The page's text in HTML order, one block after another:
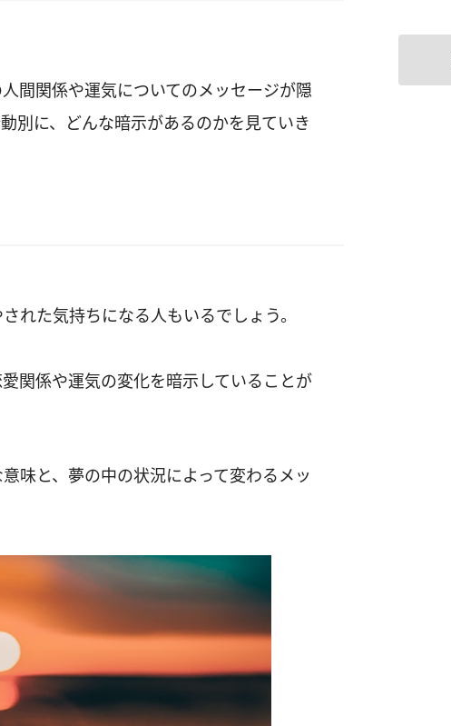
間関係や運気についてのメッセージが隠
別に、どんな暗示があるのかを見ていき
れた気持ちになる人もいるでしょう。
関係や運気の変化を暗示していることが
味と、夢の中の状況によって変わるメッ